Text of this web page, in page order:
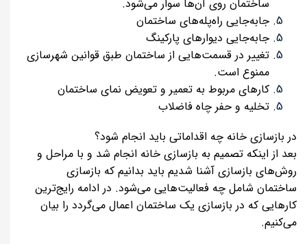
ساختمان روی آن‌ها سوار می‌شود.
جابه‌جایی راه‌پله‌های ساختمان
جابه‌جایی دیوارهای پارکینگ
تغییر در قسمت‌هایی از ساختمان طبق قوانین شهرسازی
ممنوع است.
کارهای مربوط به تعمیر و تعویض نمای ساختمان
تخلیه و حفر چاه فاضلاب
در بازسازی خانه چه اقداماتی باید انجام شود؟
بعد از اینکه تصمیم به بازسازی خانه انجام شد و با مراحل و
روش‌های بازسازی آشنا شدیم باید بدانیم که بازسازی
ساختمان شامل چه فعالیت‌هایی می‌شود. در ادامه رایج‌ترین
کارهایی که در بازسازی یک ساختمان اعمال می‌گردد را بیان
می‌کنیم.